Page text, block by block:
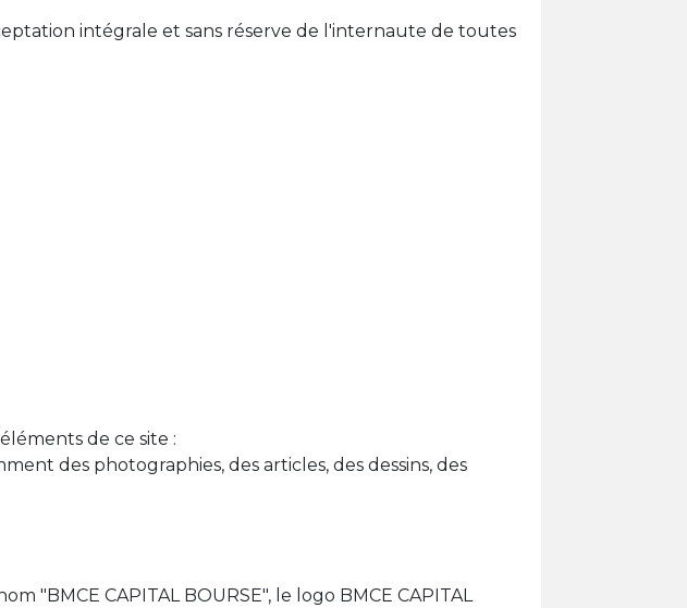
intégrale et sans réserve de l'internaute de toutes
de ce site :
des photographies, des articles, des dessins, des
"BMCE CAPITAL BOURSE", le logo BMCE CAPITAL